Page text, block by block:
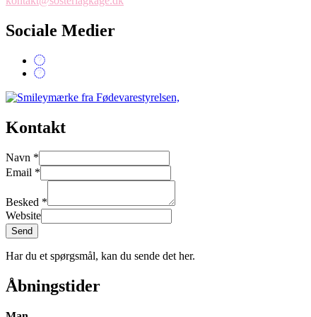
Sociale Medier
Kontakt
Navn *
Email *
Besked *
Website
Send
Har du et spørgsmål, kan du sende det her.
Åbningstider